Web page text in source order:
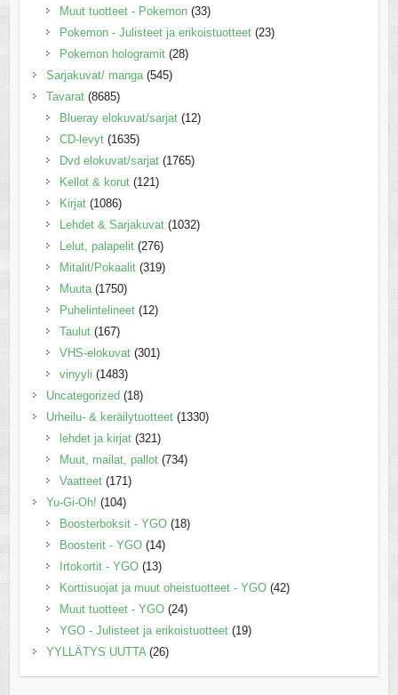
Muut tuotteet - Pokemon (33)
Pokemon - Julisteet ja erikoistuotteet (23)
Pokemon hologramit (28)
Sarjakuvat/ manga (545)
Tavarat (8685)
Blueray elokuvat/sarjat (12)
CD-levyt (1635)
Dvd elokuvat/sarjat (1765)
Kellot & korut (121)
Kirjat (1086)
Lehdet & Sarjakuvat (1032)
Lelut, palapelit (276)
Mitalit/Pokaalit (319)
Muuta (1750)
Puhelintelineet (12)
Taulut (167)
VHS-elokuvat (301)
vinyyli (1483)
Uncategorized (18)
Urheilu- & keräilytuotteet (1330)
lehdet ja kirjat (321)
Muut, mailat, pallot (734)
Vaatteet (171)
Yu-Gi-Oh! (104)
Boosterboksit - YGO (18)
Boosterit - YGO (14)
Irtokortit - YGO (13)
Korttisuojat ja muut oheistuotteet - YGO (42)
Muut tuotteet - YGO (24)
YGO - Julisteet ja erikoistuotteet (19)
YYLLÄTYS UUTTA (26)